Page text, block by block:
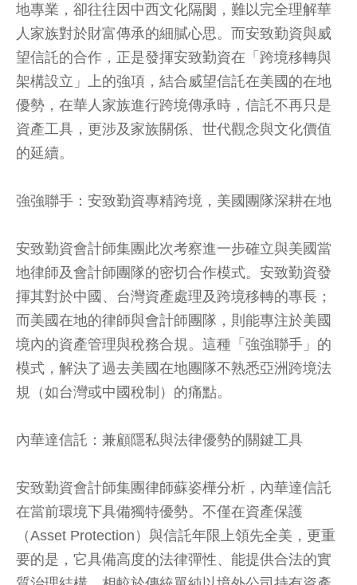
地專業，卻往往因中西文化隔閡，難以完全理解華
人家族對於財富傳承的細膩心思。而安致勤資與威
望信託的合作，正是發揮安致勤資在「跨境移轉與
架構設立」上的強項，結合威望信託在美國的在地
優勢，在華人家族進行跨境傳承時，信託不再只是
資產工具，更涉及家族關係、世代觀念與文化價值
的延續。
強強聯手：安致勤資專精跨境，美國團隊深耕在地
安致勤資會計師集團此次考察進一步確立與美國當
地律師及會計師團隊的密切合作模式。安致勤資發
揮其對於中國、台灣資產處理及跨境移轉的專長；
而美國在地的律師與會計師團隊，則能專注於美國
境內的資產管理與稅務合規。這種「強強聯手」的
模式，解決了過去美國在地團隊不熟悉亞洲跨境法
規（如台灣或中國稅制）的痛點。
內華達信託：兼顧隱私與法律優勢的關鍵工具
安致勤資會計師集團律師蘇姿樺分析，內華達信託
在當前環境下具備獨特優勢。不僅在資產保護
（Asset Protection）與信託年限上領先全美，更重
要的是，它具備高度的法律彈性、能提供合法的實